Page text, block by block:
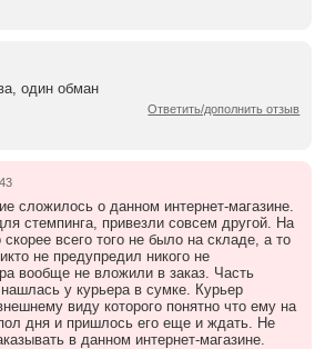
один обман
Ответить/дополнить отзыв
сложилось о данном интернет-магазине.
стемпинга, привезли совсем другой. На
скорее всего того не было на складе, а то
не предупредил никого не
вообще не вложили в заказ. Часть
у курьера в сумке. Курьер
виду которого понятно что ему на
дня и пришлось его еще и ждать. Не
в данном интернет-магазине.